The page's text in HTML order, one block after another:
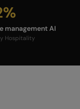
management AI
Hospitality